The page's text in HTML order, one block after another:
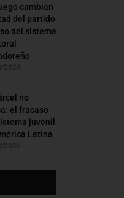
cambian
del partido
del sistema
no
el fracaso
juvenil
Latina